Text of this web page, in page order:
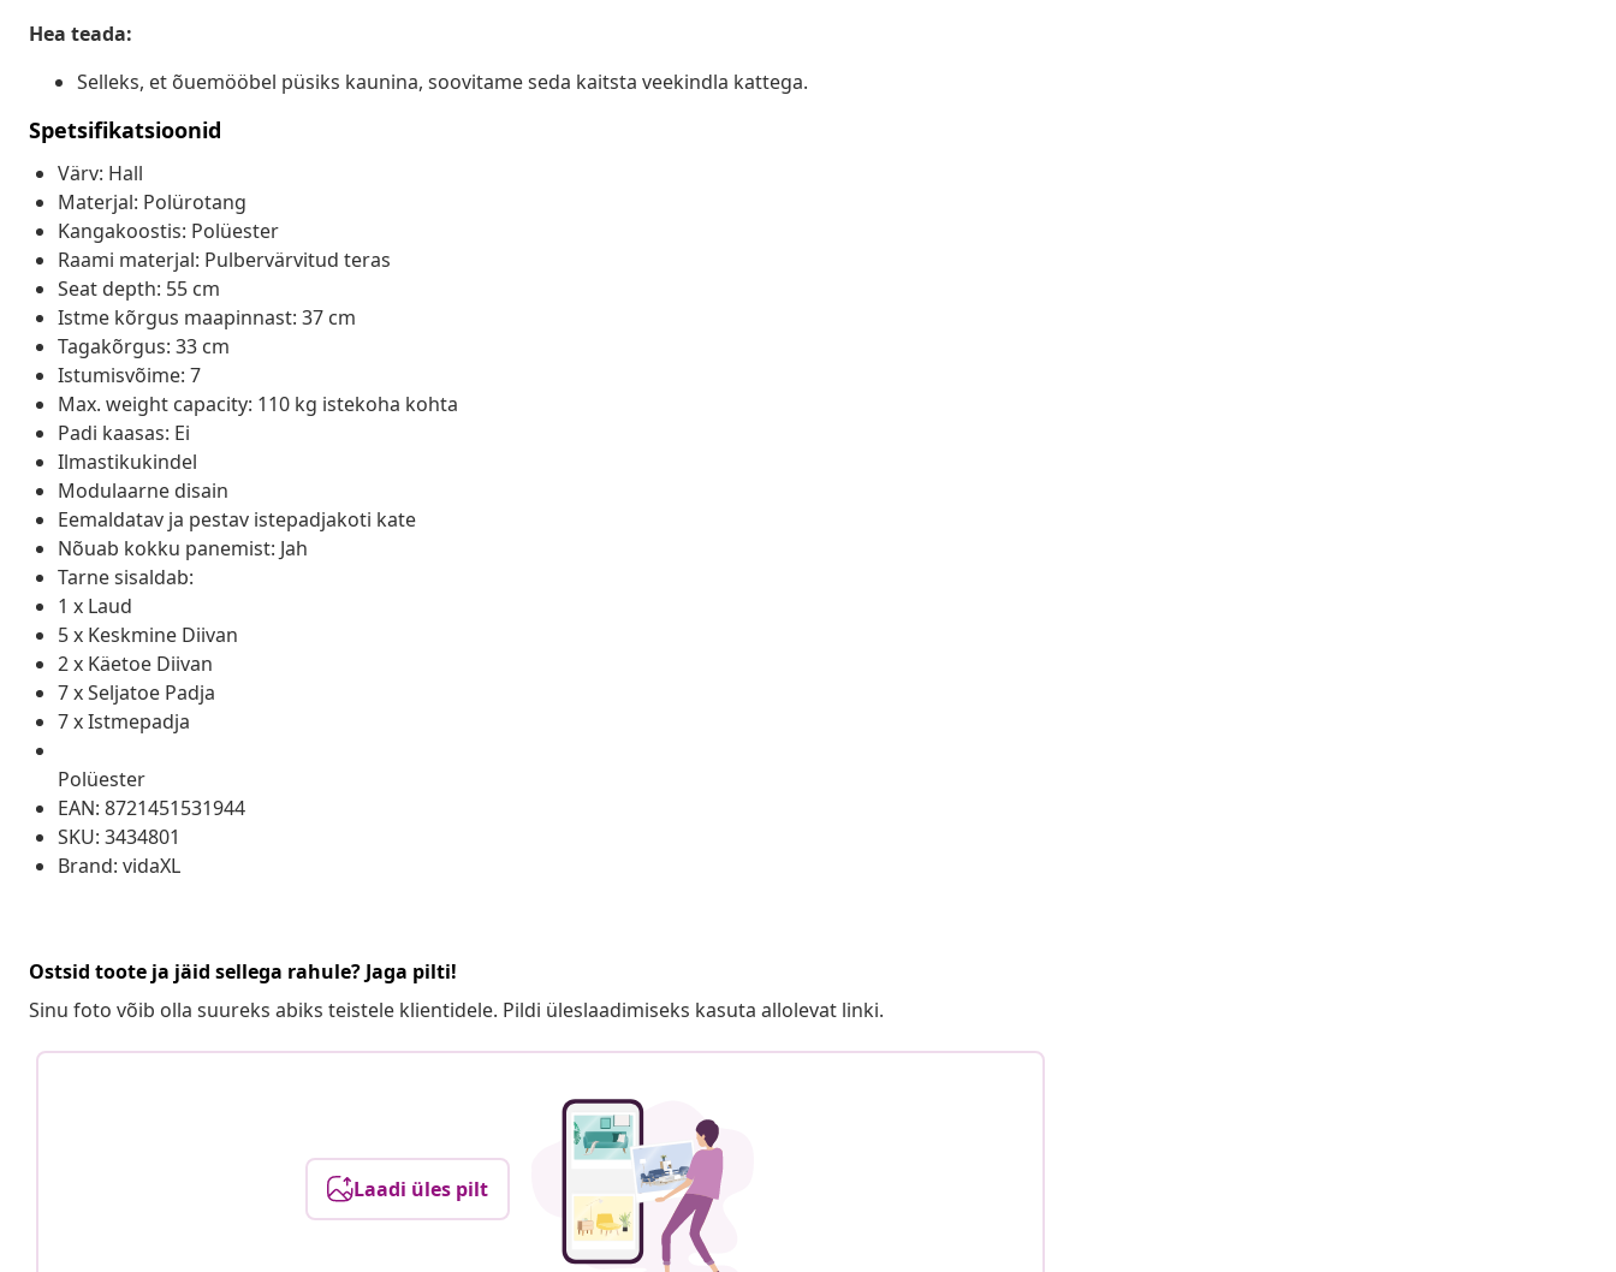
Hea teada:
Selleks, et õuemööbel püsiks kaunina, soovitame seda kaitsta veekindla kattega.
Spetsifikatsioonid
Värv: Hall
Materjal: Polürotang
Kangakoostis: Polüester
Raami materjal: Pulbervärvitud teras
Seat depth: 55 cm
Istme kõrgus maapinnast: 37 cm
Tagakõrgus: 33 cm
Istumisvõime: 7
Max. weight capacity: 110 kg istekoha kohta
Padi kaasas: Ei
Ilmastikukindel
Modulaarne disain
Eemaldatav ja pestav istepadjakoti kate
Nõuab kokku panemist: Jah
Tarne sisaldab:
1 x Laud
5 x Keskmine Diivan
2 x Käetoe Diivan
7 x Seljatoe Padja
7 x Istmepadja
Polüester
EAN: 8721451531944
SKU: 3434801
Brand: vidaXL
Ostsid toote ja jäid sellega rahule? Jaga pilti!
Sinu foto võib olla suureks abiks teistele klientidele. Pildi üleslaadimiseks kasuta allolevat linki.
Laadi üles pilt